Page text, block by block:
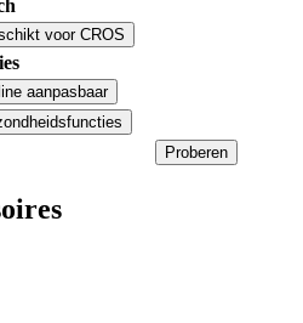
voor CROS
aanpasbaar
Proberen